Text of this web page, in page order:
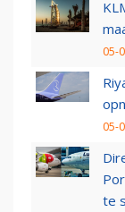
05-
05-
te